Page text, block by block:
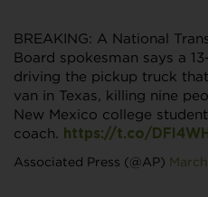
BREAKING: A National
Board spokesman says a
driving the pickup truck
van in Texas, killing nine
New Mexico college
coach.
https://t.co/
Associated Press (@AP)